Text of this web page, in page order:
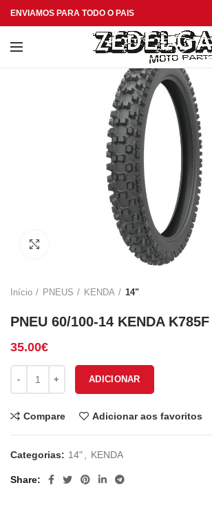
ENVIAMOS PARA TODO O PAIS
Início PNEUS KENDA 14"
PNEU 60/100-14 KENDA K785F
35.00€
Quantidade de PNEU 60/100-14 KENDA K785F
ADICIONAR
Compare Adicionar aos favoritos
Categorias: 14" KENDA
Share